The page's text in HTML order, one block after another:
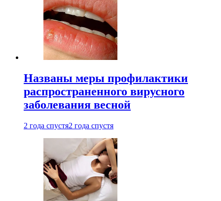
Названы меры профилактики
распространенного вирусного
заболевания весной
2 года спустя2 года спустя